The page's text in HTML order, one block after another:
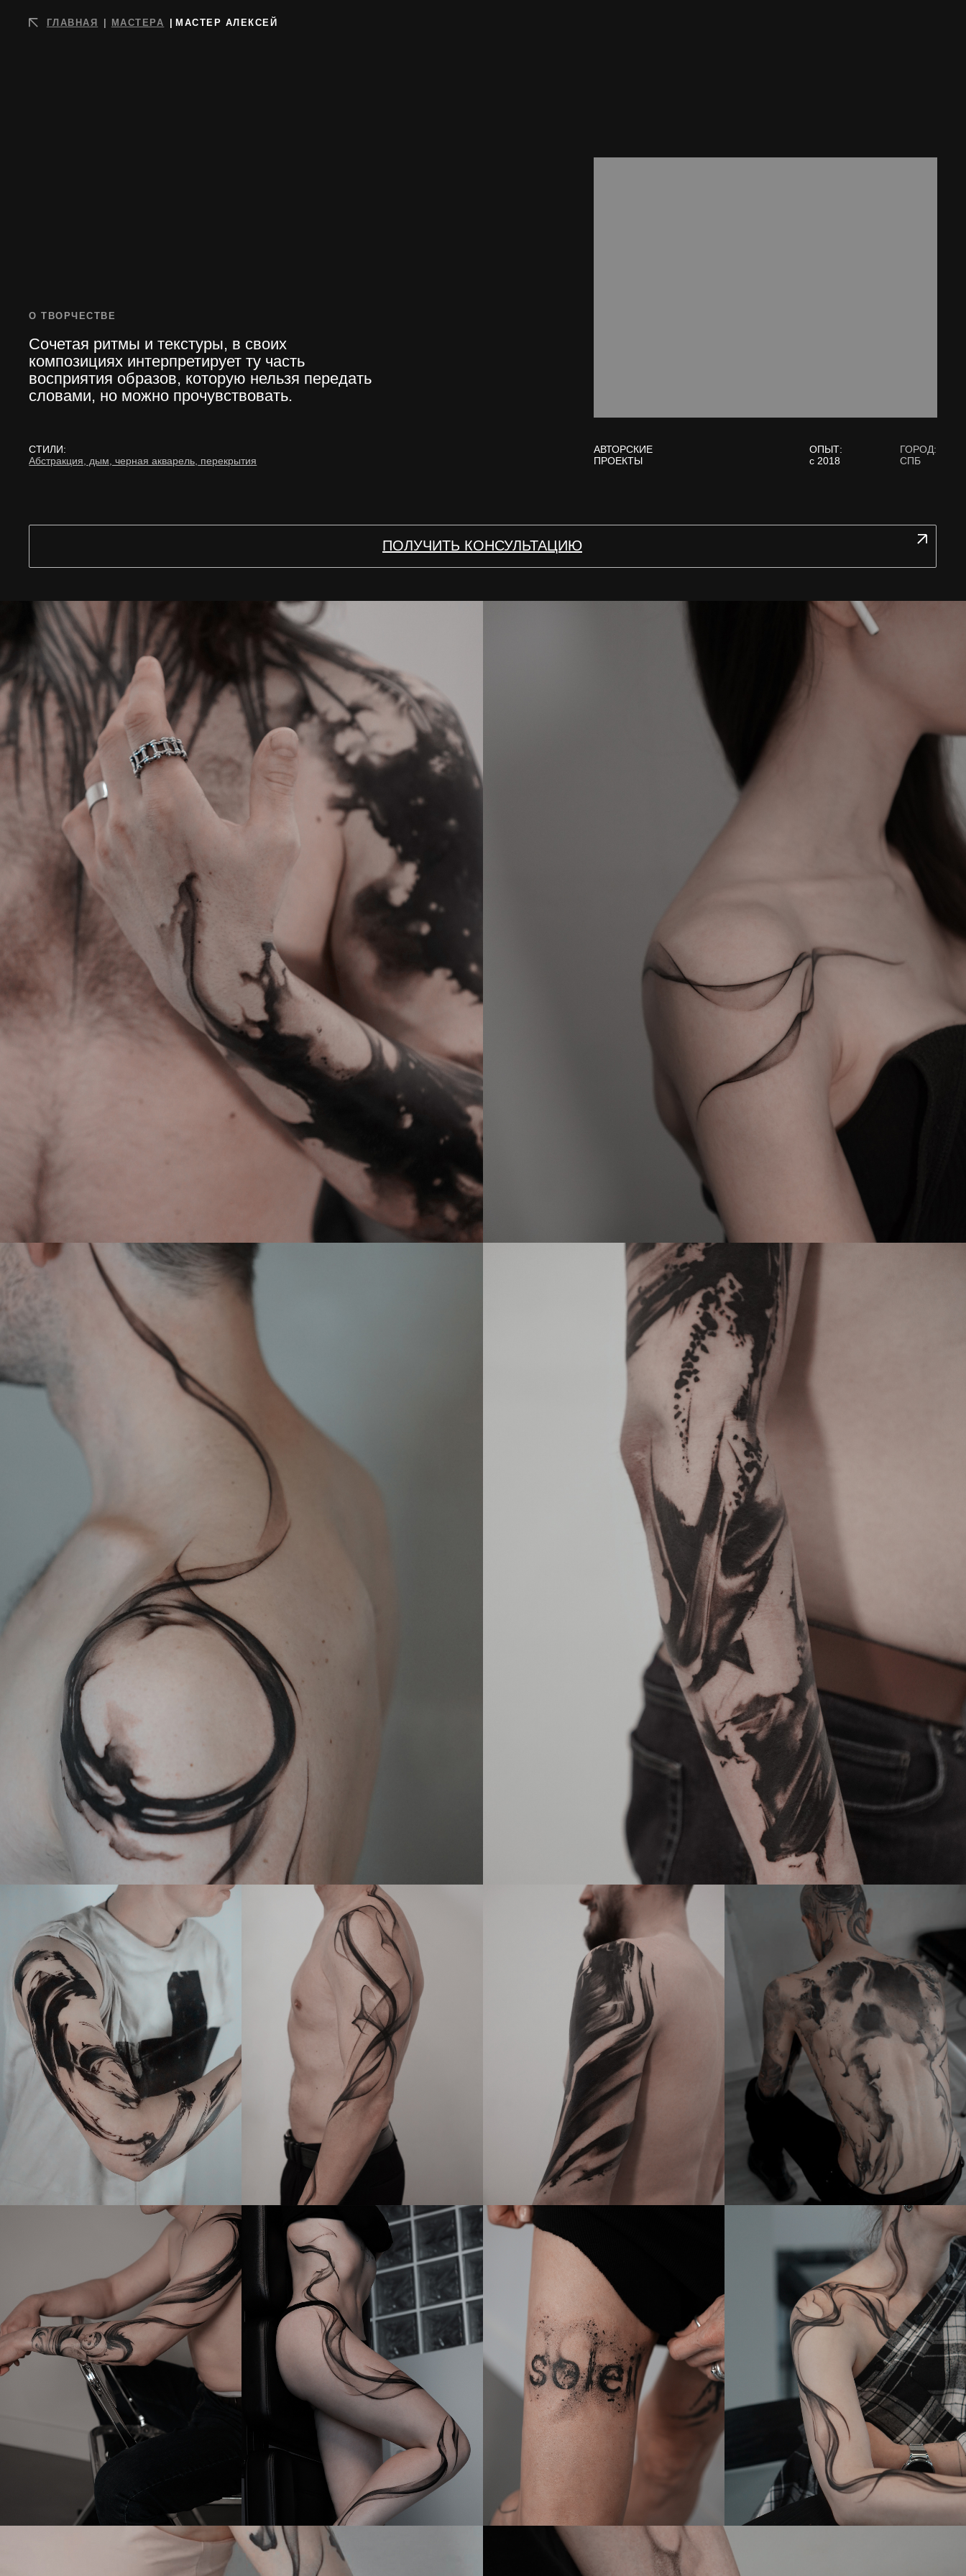
АВТОРСКИЕ
ПРОЕКТЫ
Сочетая ритмы и текстуры, в своих
композициях интерпретирует ту часть
восприятия образов, которую нельзя передать
словами, но можно прочувствовать.
ГОРОД:
СПБ
Абстракция, дым, черная акварель, перекрытия
СТИЛИ:
ОПЫТ:
с 2018
О ТВОРЧЕСТВЕ
МАСТЕР АЛЕКСЕЙ
МАСТЕРА
ГЛАВНАЯ
ПОЛУЧИТЬ КОНСУЛЬТАЦИЮ